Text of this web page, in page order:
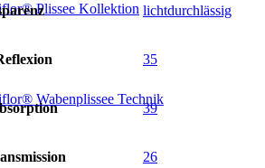
Plissee Kollektion
Wabenplissee Technik
lichtdurchlässig
35
39
26